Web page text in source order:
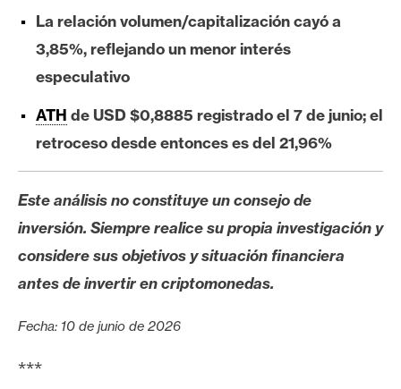
s
i
s
N
o
t
a
s
d
e
P
e
La relación volumen/capitalización cayó a
3,85%, reflejando un menor interés
especulativo
ATH de USD $0,8885 registrado el 7 de junio; el
retroceso desde entonces es del 21,96%
Este análisis no constituye un consejo de
inversión. Siempre realice su propia investigación y
considere sus objetivos y situación financiera
antes de invertir en criptomonedas.
Fecha: 10 de junio de 2026
***